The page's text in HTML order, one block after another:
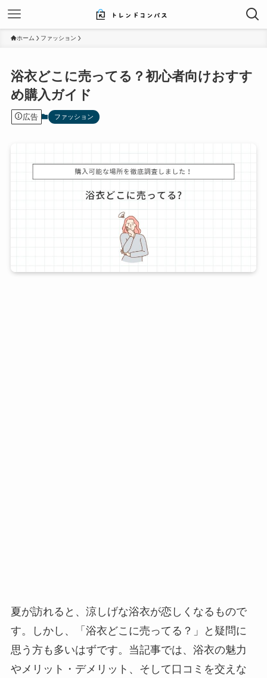
ホーム ファッション
浴衣どこに売ってる？初心者向けおすす
め購入ガイド
広告 ファッション
夏が訪れると、涼しげな浴衣が恋しくなるもので
す。しかし、「浴衣どこに売ってる？」と疑問に
思う方も多いはずです。当記事では、浴衣の魅力
やメリット・デメリット、そして口コミを交えな